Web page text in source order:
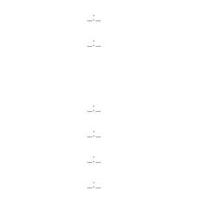
_:_
_:_
_:_
_:_
_:_
_:_